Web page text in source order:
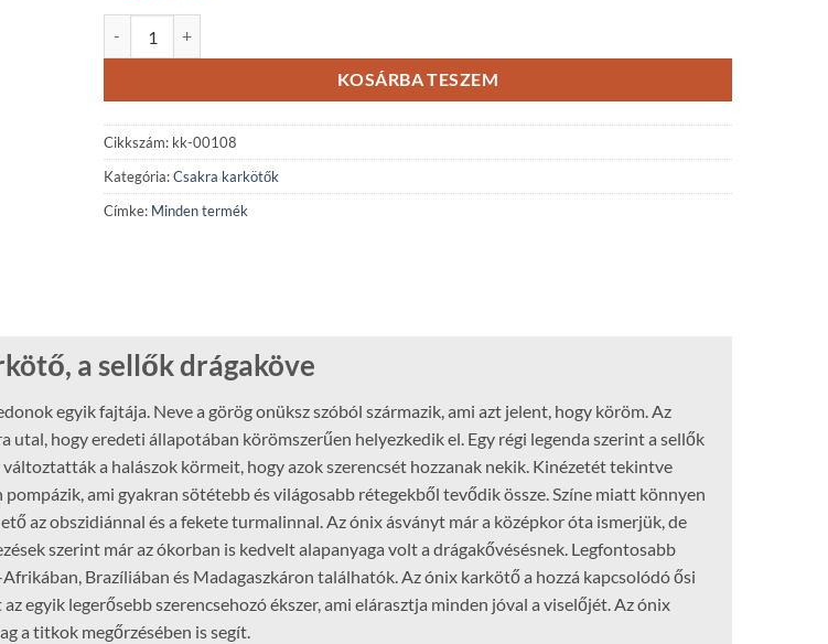
KOSÁRBA TESZEM
Cikkszám: kk-00108
Kategória:Csakra karkötők
Címke: Minden termék
a sellők drágaköve
egyik fajtája. Neve a görög onüksz szóból származik, ami azt jelent, hogy köröm. Az
utal, hogy eredeti állapotában körömszerűen helyezkedik el. Egy régi legenda szerint a sellők
a halászok körmeit, hogy azok szerencsét hozzanak nekik. Kinézetét tekintve
pompázik, ami gyakran sötétebb és világosabb rétegekből tevődik össze. Színe miatt könnyen
az obszidiánnal és a fekete turmalinnal. Az ónix ásványt már a középkor óta ismerjük, de
szerint már az ókorban is kedvelt alapanyaga volt a drágakővésésnek. Legfontosabb
Brazíliában és Madagaszkáron találhatók. Az ónix karkötő a hozzá kapcsolódó ősi
egyik legerősebb szerencsehozó ékszer, ami elárasztja minden jóval a viselőjét. Az ónix
a titkok megőrzésében is segít.